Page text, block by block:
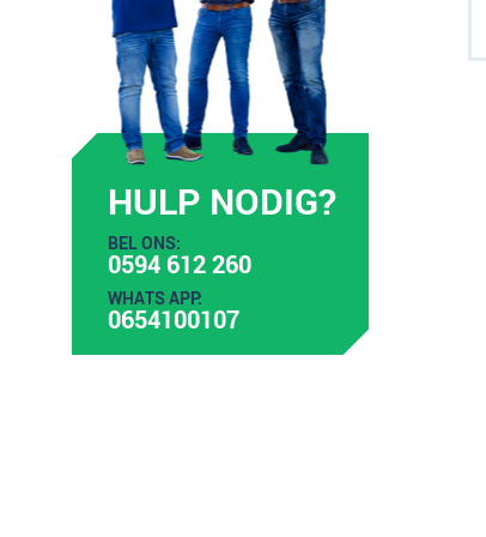
HULP NODIG?
BEL ONS:
0594 612 260
WHATS APP:
0654100107